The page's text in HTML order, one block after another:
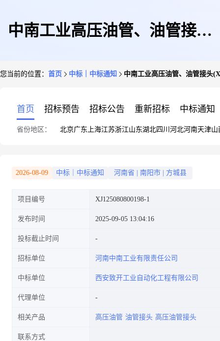
中南工业高压油管、油管接头
您当前的位置： 首页 中标｜中标通知 中南工业高压油管、油管接头
首页 招标预告 招标公告 重新招标 中标通知
省份地区： 北京广东 上海江苏浙江山东湖北四川 河北河南天津山
2026-08-09 中标｜中标通知 河南省 南阳市 方城县
项目编号 XJ125080800198-1
发布时间 2025-09-05 13:04:16
投标截止时间
招标单位 河南中南工业有限责任公司
中标单位 西安致开工业自动化工程有限公司
代理单位
相关产品 高压油管 油管接头 高压油管接头
联系方式